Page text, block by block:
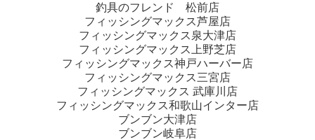
釣具のフレンド 松前店
フィッシングマックス芦屋店
フィッシングマックス泉大津店
フィッシングマックス上野芝店
フィッシングマックス神戸ハーバー店
フィッシングマックス三宮店
フィッシングマックス 武庫川店
フィッシングマックス和歌山インター店
ブンブン大津店
ブンブン岐阜店